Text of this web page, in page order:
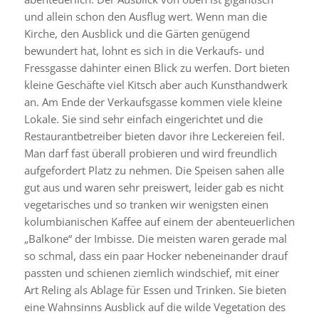
und allein schon den Ausflug wert. Wenn man die
Kirche, den Ausblick und die Gärten genügend
bewundert hat, lohnt es sich in die Verkaufs- und
Fressgasse dahinter einen Blick zu werfen. Dort bieten
kleine Geschäfte viel Kitsch aber auch Kunsthandwerk
an. Am Ende der Verkaufsgasse kommen viele kleine
Lokale. Sie sind sehr einfach eingerichtet und die
Restaurantbetreiber bieten davor ihre Leckereien feil.
Man darf fast überall probieren und wird freundlich
aufgefordert Platz zu nehmen. Die Speisen sahen alle
gut aus und waren sehr preiswert, leider gab es nicht
vegetarisches und so tranken wir wenigsten einen
kolumbianischen Kaffee auf einem der abenteuerlichen
„Balkone“ der Imbisse. Die meisten waren gerade mal
so schmal, dass ein paar Hocker nebeneinander drauf
passten und schienen ziemlich windschief, mit einer
Art Reling als Ablage für Essen und Trinken. Sie bieten
eine Wahnsinns Ausblick auf die wilde Vegetation des